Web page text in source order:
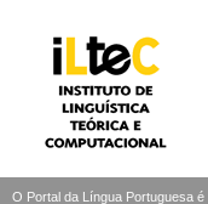
O Portal da Língua Portuguesa é